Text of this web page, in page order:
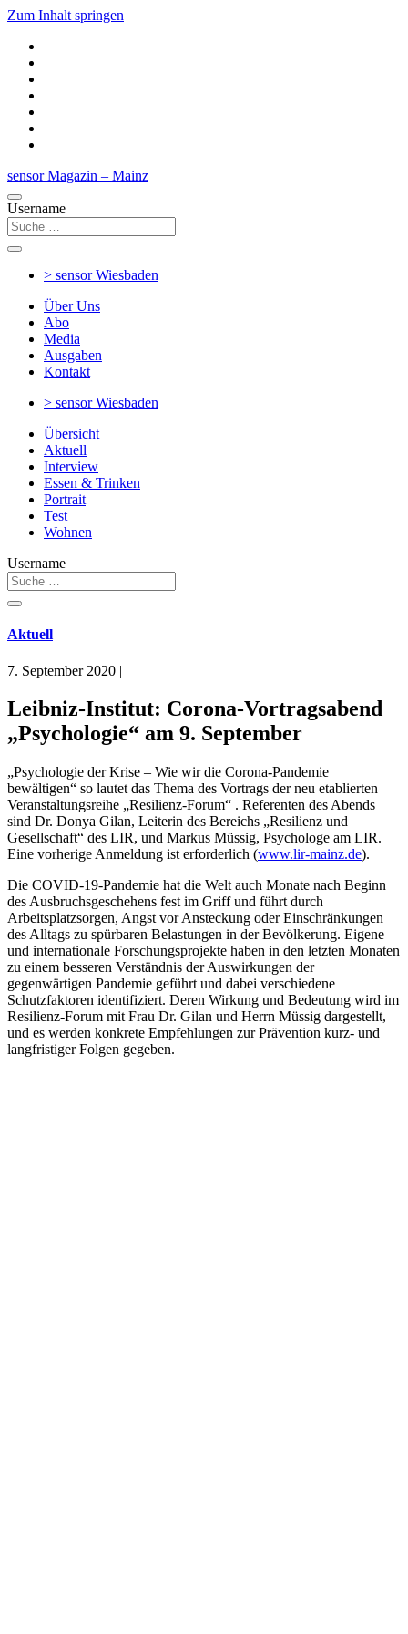
Zum Inhalt springen
sensor Magazin – Mainz
Username
> sensorWiesbaden
Über Uns
Abo
Media
Ausgaben
Kontakt
> sensorWiesbaden
Übersicht
Aktuell
Interview
Essen & Trinken
Portrait
Test
Wohnen
Username
Aktuell
7. September 2020 |
Leibniz-Institut: Corona-Vortragsabend
„Psychologie“ am 9. September
„Psychologie der Krise – Wie wir die Corona-Pandemie
bewältigen“ so lautet das Thema des Vortrags der neu etablierten
Veranstaltungsreihe „Resilienz-Forum“ . Referenten des Abends
sind Dr. Donya Gilan, Leiterin des Bereichs „Resilienz und
Gesellschaft“ des LIR, und Markus Müssig, Psychologe am LIR.
Eine vorherige Anmeldung ist erforderlich (www.lir-mainz.de).
Die COVID-19-Pandemie hat die Welt auch Monate nach Beginn
des Ausbruchsgeschehens fest im Griff und führt durch
Arbeitsplatzsorgen, Angst vor Ansteckung oder Einschränkungen
des Alltags zu spürbaren Belastungen in der Bevölkerung. Eigene
und internationale Forschungsprojekte haben in den letzten Monaten
zu einem besseren Verständnis der Auswirkungen der
gegenwärtigen Pandemie geführt und dabei verschiedene
Schutzfaktoren identifiziert. Deren Wirkung und Bedeutung wird im
Resilienz-Forum mit Frau Dr. Gilan und Herrn Müssig dargestellt,
und es werden konkrete Empfehlungen zur Prävention kurz- und
langfristiger Folgen gegeben.